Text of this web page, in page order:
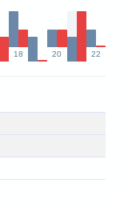
18 20 22
ул.